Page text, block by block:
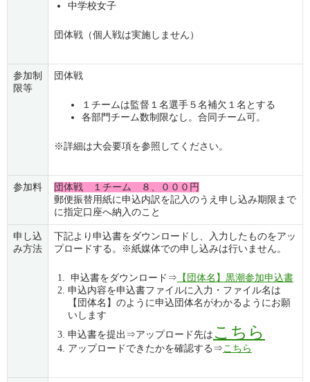
中学校女子
団体戦（個人戦は実施しません）
参加制
限等
団体戦
１チームは監督１名選手５名補欠１名とする
各部門チーム数制限なし。合同チーム可。
※詳細は大会要項を参照してください。
参加料
団体戦 １チーム ８、０００円
郵便振替用紙に申込内訳を記入のうえ申し込み期限まで
に指定口座へ納入のこと
申し込
み方法
下記より申込書をダウンロードし、入力したものをアッ
プロードする。※紙媒体での申し込みは行いません。
申込書をダウンロード⇒ 【団体名】黒潮参加申込書
申込内容を申込書ファイルに入力・ファイル名は
【団体名】のように申込団体名がわかるようにお願
いします
申込書を提出⇒アップロード先は こちら
アップロードできたかを確認する⇒こちら